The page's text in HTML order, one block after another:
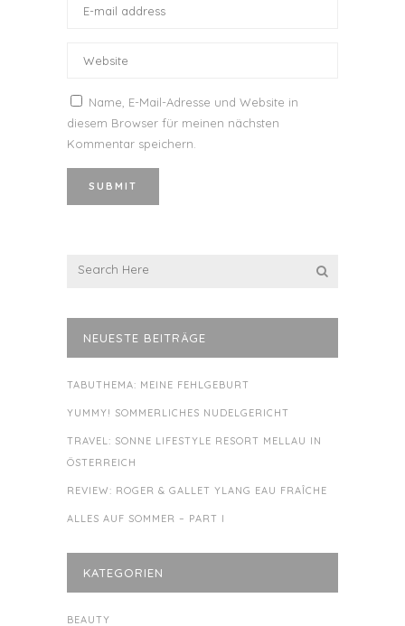
Name, E-Mail-Adresse und Website in
diesem Browser für meinen nächsten
Kommentar speichern.
NEUESTE BEITRÄGE
TABUTHEMA: MEINE FEHLGEBURT
YUMMY! SOMMERLICHES NUDELGERICHT
TRAVEL: SONNE LIFESTYLE RESORT MELLAU IN
ÖSTERREICH
REVIEW: ROGER & GALLET YLANG EAU FRAÎCHE
ALLES AUF SOMMER – PART I
KATEGORIEN
BEAUTY